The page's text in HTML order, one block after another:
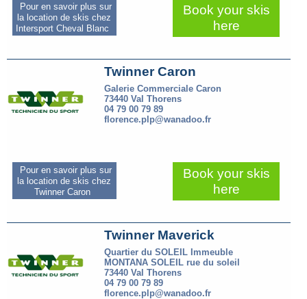
Pour en savoir plus sur
la location de skis chez
Intersport Cheval Blanc
Book your skis
here
Twinner Caron
Galerie Commerciale Caron
73440 Val Thorens
04 79 00 79 89
florence.plp@wanadoo.fr
Pour en savoir plus sur
la location de skis chez
Twinner Caron
Book your skis
here
Twinner Maverick
Quartier du SOLEIL Immeuble
MONTANA SOLEIL rue du soleil
73440 Val Thorens
04 79 00 79 89
florence.plp@wanadoo.fr